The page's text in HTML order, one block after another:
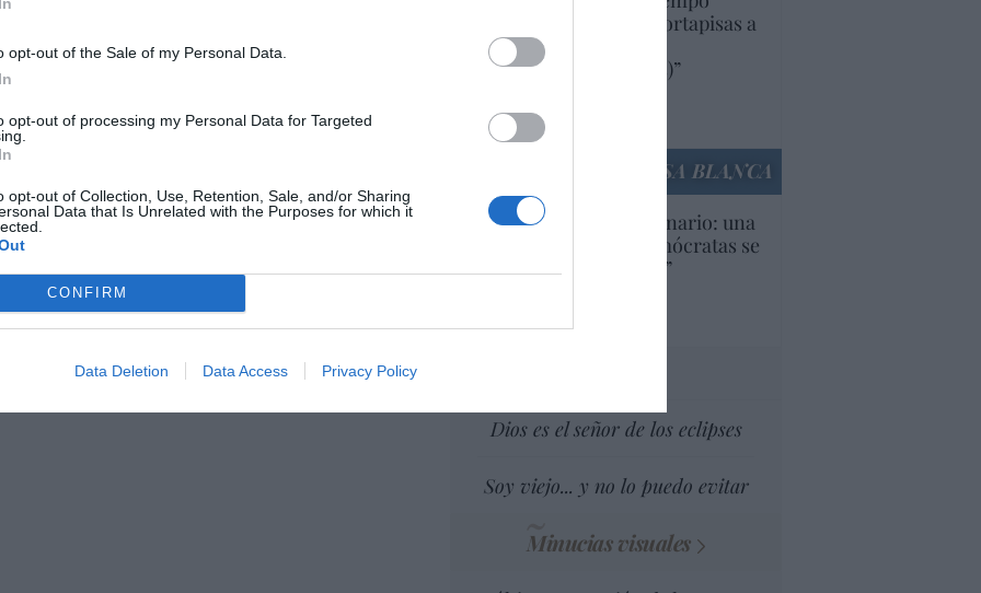
opt-out of the Sale of my Personal Data.
opt-out of processing my Personal Data for Targeted
opt-out of Collection, Use, Retention, Sale, and/or Sharing
Data that Is Unrelated with the Purposes for which it
CONFIRM
Data Deletion Data Access Privacy Policy
07/08/26 11:46
logro del ministro Puente: los usuarios de
velocidad caen un 15,5% hasta junio
07/08/26 12:37
en la muy ‘woke’ ciudad de
destrozan una imagen de la Virgen
poniendo aranceles y cortapisas a
productos y compañías
americanas (y europeas)”
Artículos anteriores
LA CASA BLANCA
EEUU. Inquietante escenario: una
tercera parte de los demócratas se
define como “socialista”
Dios es el señor de los eclipses
Soy viejo... y no lo puedo evitar
Minucias visuales